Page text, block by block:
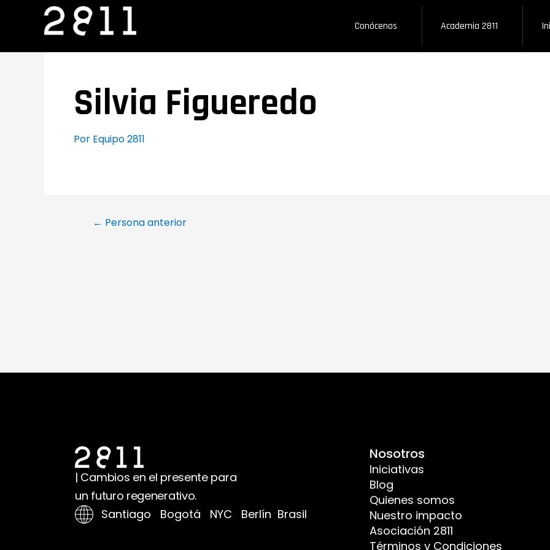
contenido
Conócenos Academia 2811
Silvia Figueredo
Por Equipo 2811
Navegación
de
entradas
← Persona anterior
| Cambios en el presente para
un futuro regenerativo.
Santiago Bogotá NYC Berlín Brasil
Nosotros
Iniciativas
Blog
Quienes somos
Nuestro impacto
Asociación 2811
Términos y Condiciones